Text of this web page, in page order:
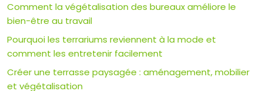
Comment la végétalisation des bureaux améliore le
bien-être au travail
Pourquoi les terrariums reviennent à la mode et
comment les entretenir facilement
Créer une terrasse paysagée : aménagement, mobilier
et végétalisation